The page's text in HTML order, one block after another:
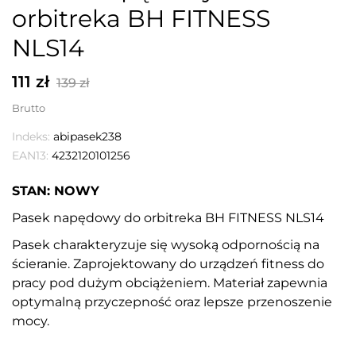
orbitreka BH FITNESS
NLS14
111 zł 139 zł
Brutto
Indeks: abipasek238
EAN13: 4232120101256
STAN: NOWY
Pasek napędowy do orbitreka BH FITNESS NLS14
Pasek charakteryzuje się wysoką odpornością na
ścieranie. Zaprojektowany do urządzeń fitness do
pracy pod dużym obciążeniem. Materiał zapewnia
optymalną przyczepność oraz lepsze przenoszenie
mocy.